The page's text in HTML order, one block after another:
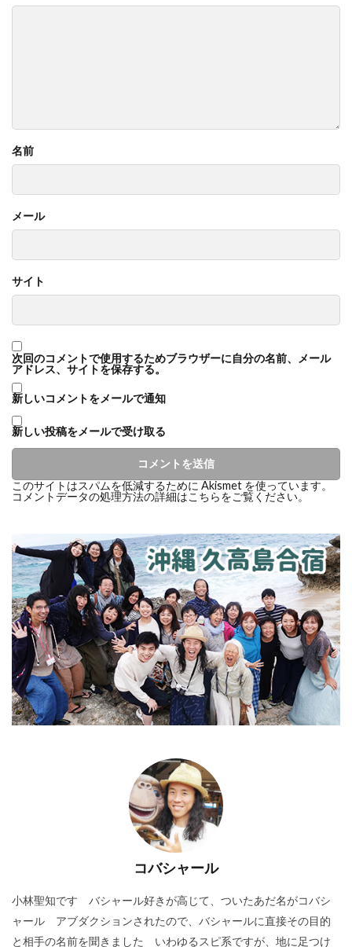
名前
メール
サイト
次回のコメントで使用するためブラウザーに自分の名前、メール
アドレス、サイトを保存する。
新しいコメントをメールで通知
新しい投稿をメールで受け取る
このサイトはスパムを低減するために Akismet を使っています。
コメントデータの処理方法の詳細はこちらをご覧ください。
コバシャール
小林聖知です バシャール好きが高じて、ついたあだ名がコバシ
ャール アブダクションされたので、バシャールに直接その目的
と相手の名前を聞きました いわゆるスピ系ですが、地に足つけ